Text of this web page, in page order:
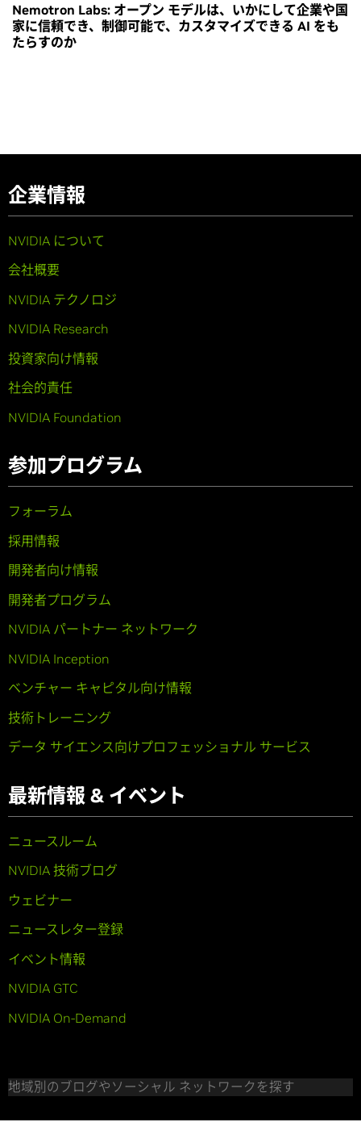
Nemotron Labs: オープン モデルは、いかにして企業や国
家に信頼でき、制御可能で、カスタマイズできる AI をも
たらすのか
企業情報
NVIDIA について
会社概要
NVIDIA テクノロジ
NVIDIA Research
投資家向け情報
社会的責任
NVIDIA Foundation
参加プログラム
フォーラム
採用情報
開発者向け情報
開発者プログラム
NVIDIA パートナー ネットワーク
NVIDIA Inception
ベンチャー キャピタル向け情報
技術トレーニング
データ サイエンス向けプロフェッショナル サービス
最新情報 & イベント
ニュースルーム
NVIDIA 技術ブログ
ウェビナー
ニュースレター登録
イベント情報
NVIDIA GTC
NVIDIA On-Demand
地域別のブログやソーシャル ネットワークを探す